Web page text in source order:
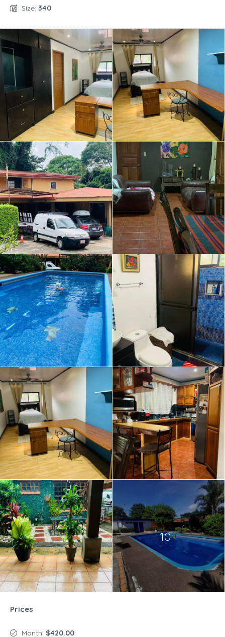
Size: 340
10+
Prices
Month: $420.00